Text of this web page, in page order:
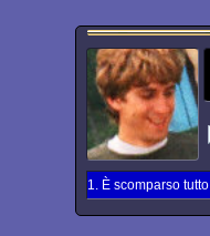
1. È scomparso tutto